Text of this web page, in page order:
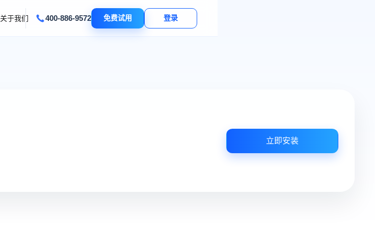
关于我们 400-886-9572 免费试用 登录
立即安装